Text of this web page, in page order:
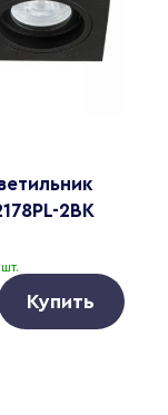
2BK
Купить